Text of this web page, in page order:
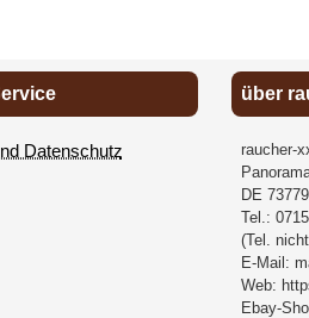
Datenschutz
über
raucher-
DE 73779
Tel.:
(Tel.
E-Mail:
Web:
Ebay-